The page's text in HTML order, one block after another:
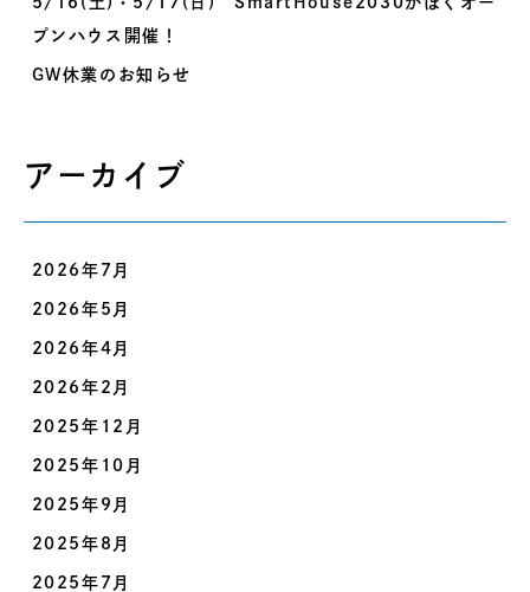
プンハウス開催！
GW休業のお知らせ
アーカイブ
2026年7月
2026年5月
2026年4月
2026年2月
2025年12月
2025年10月
2025年9月
2025年8月
2025年7月